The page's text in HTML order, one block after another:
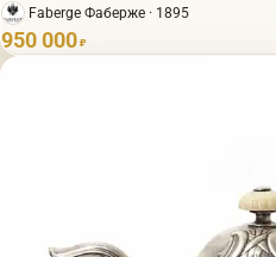
Faberge Фаберже · 1895
950 000 ₽